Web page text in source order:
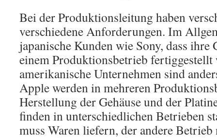
Bei der Produktionsleitung haben
verschiedene Anforderungen. Im
japanische Kunden wie Sony, dass
einem Produktionsbetrieb fertiggestellt
amerikanische Unternehmen sind
Apple werden in mehreren
Herstellung der Gehäuse und der
finden in unterschiedlichen Betrieben
muss Waren liefern, der andere